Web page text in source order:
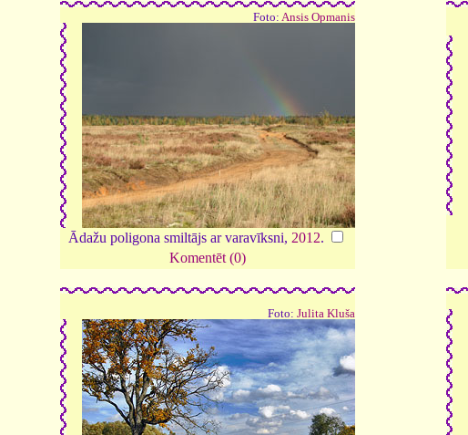
Foto: Ansis Opmanis
Ādažu poligona smiltājs ar varavīksni, 2012.
Komentēt (0)
Foto: Julita Kluša